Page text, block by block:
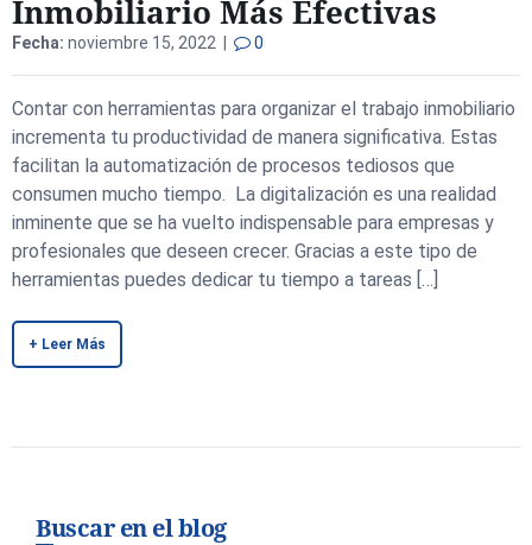
Inmobiliario Más Efectivas
Fecha: noviembre 15, 2022 | 0
Contar con herramientas para organizar el trabajo inmobiliario
incrementa tu productividad de manera significativa. Estas
facilitan la automatización de procesos tediosos que
consumen mucho tiempo. La digitalización es una realidad
inminente que se ha vuelto indispensable para empresas y
profesionales que deseen crecer. Gracias a este tipo de
herramientas puedes dedicar tu tiempo a tareas […]
+ Leer Más
Buscar en el blog